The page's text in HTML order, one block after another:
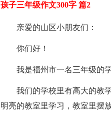
孩子三年级作文300字 篇2
亲爱的山区小朋友们：
你们好！
我是福州市一名三年级的
我们的学校里有高大的教
明亮的教室里学习，教室里摆